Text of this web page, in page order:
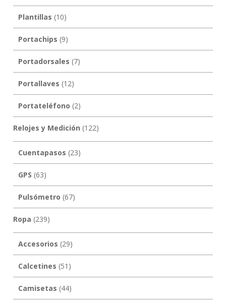
Plantillas (10)
Portachips (9)
Portadorsales (7)
Portallaves (12)
Portateléfono (2)
Relojes y Medición (122)
Cuentapasos (23)
GPS (63)
Pulsómetro (67)
Ropa (239)
Accesorios (29)
Calcetines (51)
Camisetas (44)